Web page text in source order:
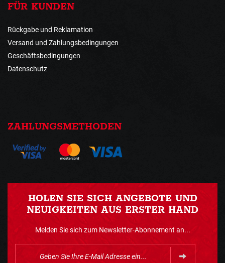
FÜR KUNDEN
Rückgabe und Reklamation
Versand und Zahlungsbedingungen
Geschäftsbedingungen
Datenschutz
ZAHLUNGSMETHODEN
HOLEN SIE SICH ANGEBOTE UND
NEUIGKEITEN AUS ERSTER HAND
Melden Sie sich zum Newsletter-Abonnement an...